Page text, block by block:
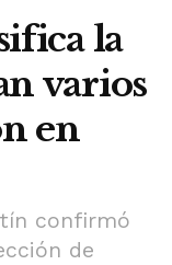
la
varios
en
confirmó
de